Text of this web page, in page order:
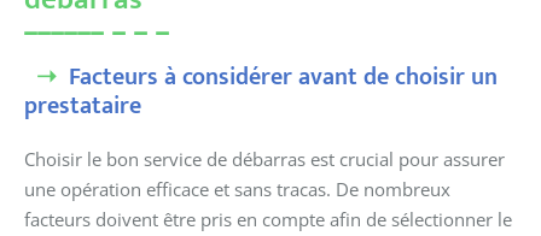
Facteurs à considérer avant de choisir un
prestataire
Choisir le bon service de débarras est crucial pour assurer
une opération efficace et sans tracas. De nombreux
facteurs doivent être pris en compte afin de sélectionner le